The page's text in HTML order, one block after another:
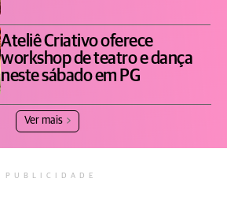
Ateliê Criativo oferece
workshop de teatro e dança
neste sábado em PG
Ver mais
PUBLICIDADE